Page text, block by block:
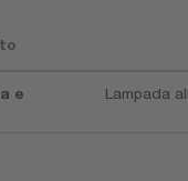
e
Lampada